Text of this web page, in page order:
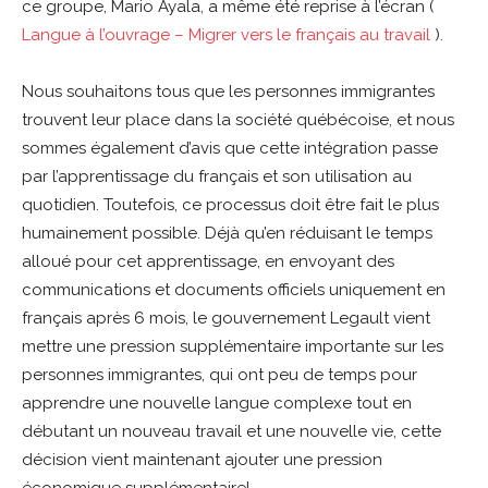
ce groupe, Mario Ayala, a même été reprise à l’écran (
Langue à l’ouvrage – Migrer vers le français au travail ).
Nous souhaitons tous que les personnes immigrantes
trouvent leur place dans la société québécoise, et nous
sommes également d’avis que cette intégration passe
par l’apprentissage du français et son utilisation au
quotidien. Toutefois, ce processus doit être fait le plus
humainement possible. Déjà qu’en réduisant le temps
alloué pour cet apprentissage, en envoyant des
communications et documents officiels uniquement en
français après 6 mois, le gouvernement Legault vient
mettre une pression supplémentaire importante sur les
personnes immigrantes, qui ont peu de temps pour
apprendre une nouvelle langue complexe tout en
débutant un nouveau travail et une nouvelle vie, cette
décision vient maintenant ajouter une pression